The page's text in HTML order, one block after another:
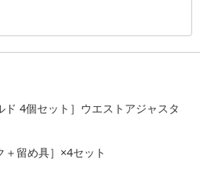
ド 4個セット］ウエストアジャスタ
＋留め具］×4セット